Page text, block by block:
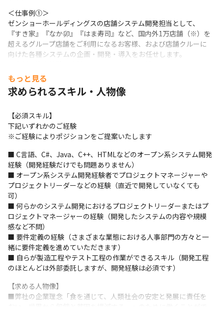
＜仕事例①＞
ゼンショーホールディングスの店舗システム開発担当として、
『すき家』『なか卯』『はま寿司』など、国内外1万店舗（※）を
超えるグループ店舗をご利用になるお客様、および店舗クルーに
向けた各種システムの企画・開発・導入をお任せします。
ム、テーブルオーダー端末、券売機、モバイルオーダーアプリな
どの開発に、企画・設計の段階から携わっていただきます。
━━━━━━━━━━━━━━
・店舗オペレーションの効率化や、お客様の利便性向上を実現す
るための新機能開発・改修（アジャイル開発が中心）
ど、多岐にわたるシステムの設計・開発・テスト
・導入後の効果測定や、現場からのフィードバックに基づく継続
的なシステム改善
◎ ポジションの魅力とキャリア
━━━━━━━━━━━━━━
自ら手がけたシステムが、日々多くのお客様やクルーに使われる
様子をダイレクトに実感できます。 将来的には、プロジェクトリ
ーダーとして開発チームを牽引する、あるいは新技術（AI、IoTな
ど）を活用した次世代店舗システムの企画・設計をリードする役
割を目指していただきます。
※2025年10月時点（グループ店舗数）
＜仕事例➁＞
ゼンショーホールディングスの本部システム開発担当として、国
もっと見る
求められるスキル・人物像
【必須スキル】
下記いずれかのご経験
※ご経験によりポジションをご提案いたします
■ C言語、C#、Java、C++、HTMLなどのオープン系システム開発
経験（開発経験だけでも問題ありません）
■ オープン系システム開発経験者でプロジェクトマネージャーや
プロジェクトリーダーなどの経験（直近で開発していなくても
可）
■ 何らかのシステム開発におけるプロジェクトリーダーまたはプ
ロジェクトマネージャーの経験（開発したシステムの内容や規模
感など不問）
■ 要件定義の経験（さまざまな業態における人事部門の方々と一
緒に要件定義を進めていただきます）
■ 自らが製造工程やテスト工程の作業ができるスキル（開発工程
のほとんどは外部委託しますが、開発経験は必須です）
【求める人物像】
■弊社の企業理念「食を通じて、人類社会の安定と発展に責任を